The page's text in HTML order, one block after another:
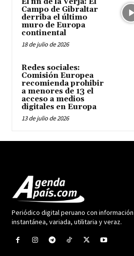
Campo de Gibraltar
derriba el último
muro de Europa
continental
18 de julio de 2026
Redes sociales:
Comisión Europea
recomienda prohibir
a menores de 13 el
acceso a medios
digitales en Europa
13 de julio de 2026
Periódico digital peruano con información
instantánea, variada, utilitaria y veraz.